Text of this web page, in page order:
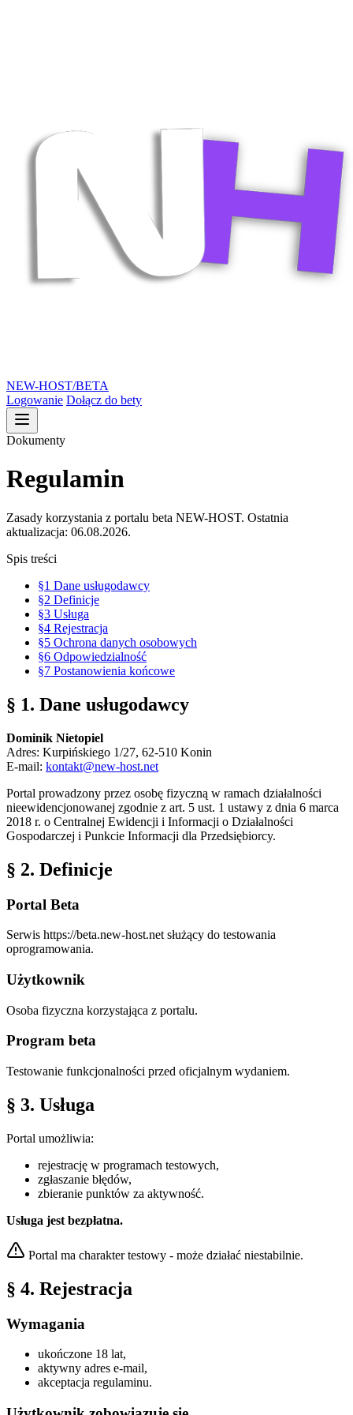
NEW-HOST/BETA
Logowanie Dołącz do bety
Dokumenty
Regulamin
Zasady korzystania z portalu beta NEW-HOST. Ostatnia
aktualizacja: 06.08.2026.
Spis treści
§1 Dane usługodawcy
§2 Definicje
§3 Usługa
§4 Rejestracja
§5 Ochrona danych osobowych
§6 Odpowiedzialność
§7 Postanowienia końcowe
§ 1. Dane usługodawcy
Dominik Nietopiel
Adres: Kurpińskiego 1/27, 62-510 Konin
E-mail: kontakt@new-host.net
Portal prowadzony przez osobę fizyczną w ramach działalności
nieewidencjonowanej zgodnie z art. 5 ust. 1 ustawy z dnia 6 marca
2018 r. o Centralnej Ewidencji i Informacji o Działalności
Gospodarczej i Punkcie Informacji dla Przedsiębiorcy.
§ 2. Definicje
Portal Beta
Serwis https://beta.new-host.net służący do testowania
oprogramowania.
Użytkownik
Osoba fizyczna korzystająca z portalu.
Program beta
Testowanie funkcjonalności przed oficjalnym wydaniem.
§ 3. Usługa
Portal umożliwia:
rejestrację w programach testowych,
zgłaszanie błędów,
zbieranie punktów za aktywność.
Usługa jest bezpłatna.
Portal ma charakter testowy - może działać niestabilnie.
§ 4. Rejestracja
Wymagania
ukończone 18 lat,
aktywny adres e-mail,
akceptacja regulaminu.